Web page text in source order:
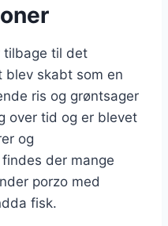
tilbage til det
blev skabt som en
ris og grøntsager
over tid og er blevet
og
der mange
porzo med
fisk.